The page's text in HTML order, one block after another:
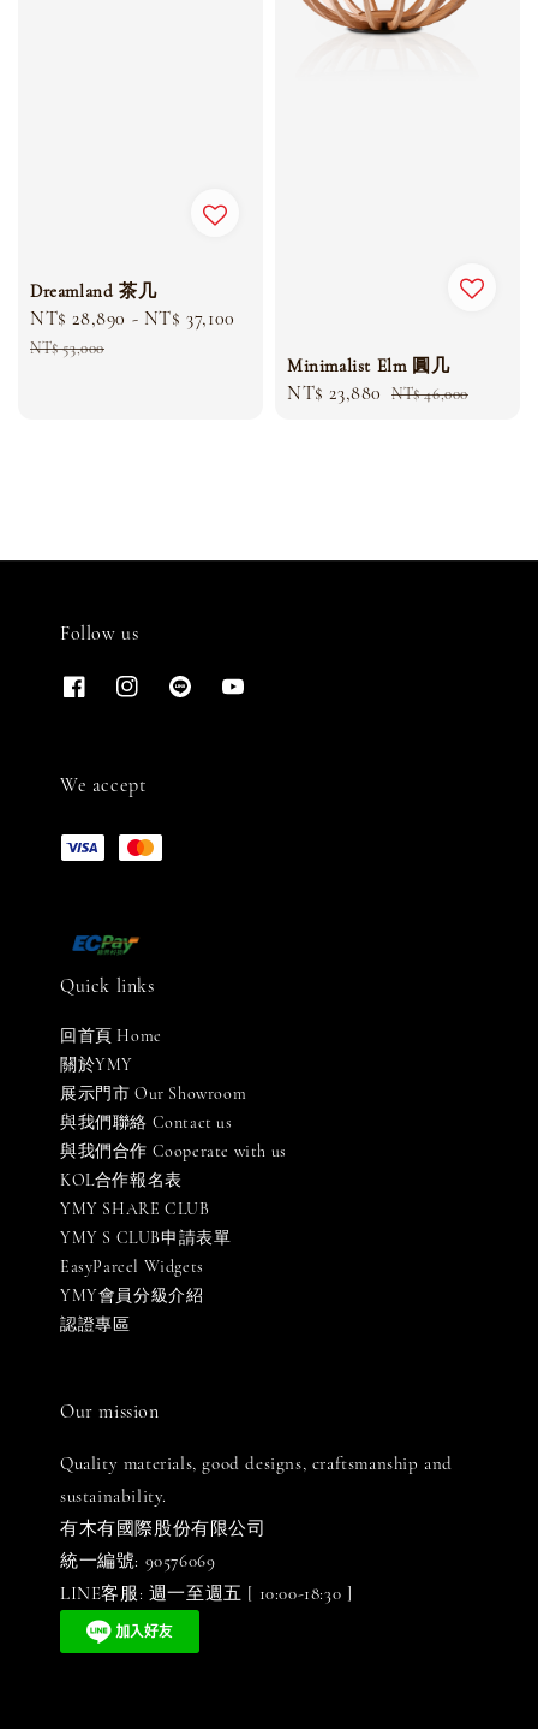
Dreamland 茶几
Sale
price
NT$ 28,890 - NT$ 37,100
NT$ 53,000
Minimalist Elm 圓几
Sale
NT$ 23,880 Regular
NT$ 46,000
Follow us
We accept
Quick links
回首頁 Home
關於YMY
展示門市 Our Showroom
與我們聯絡 Contact us
與我們合作 Cooperate with us
KOL合作報名表
YMY SHARE CLUB
YMY S CLUB申請表單
EasyParcel Widgets
YMY會員分級介紹
認證專區
Our mission
Quality materials, good designs, craftsmanship and
sustainability.
有木有國際股份有限公司
統一編號: 90576069
LINE客服: 週一至週五 [ 10:00-18:30 ]